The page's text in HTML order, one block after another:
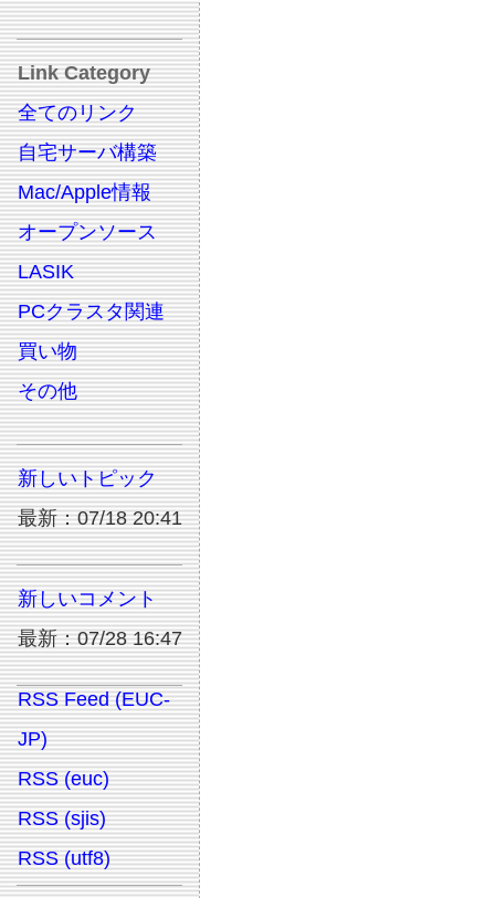
Link Category
全てのリンク
自宅サーバ構築
Mac/Apple情報
オープンソース
LASIK
PCクラスタ関連
買い物
その他
新しいトピック
最新：07/18 20:41
新しいコメント
最新：07/28 16:47
RSS Feed (EUC-
JP)
RSS (euc)
RSS (sjis)
RSS (utf8)